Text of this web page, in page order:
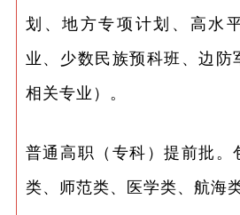
划、地方专项计划、高水
业、少数民族预科班、边防
相关专业）。
普通高职（专科）提前批。
类、师范类、医学类、航海类